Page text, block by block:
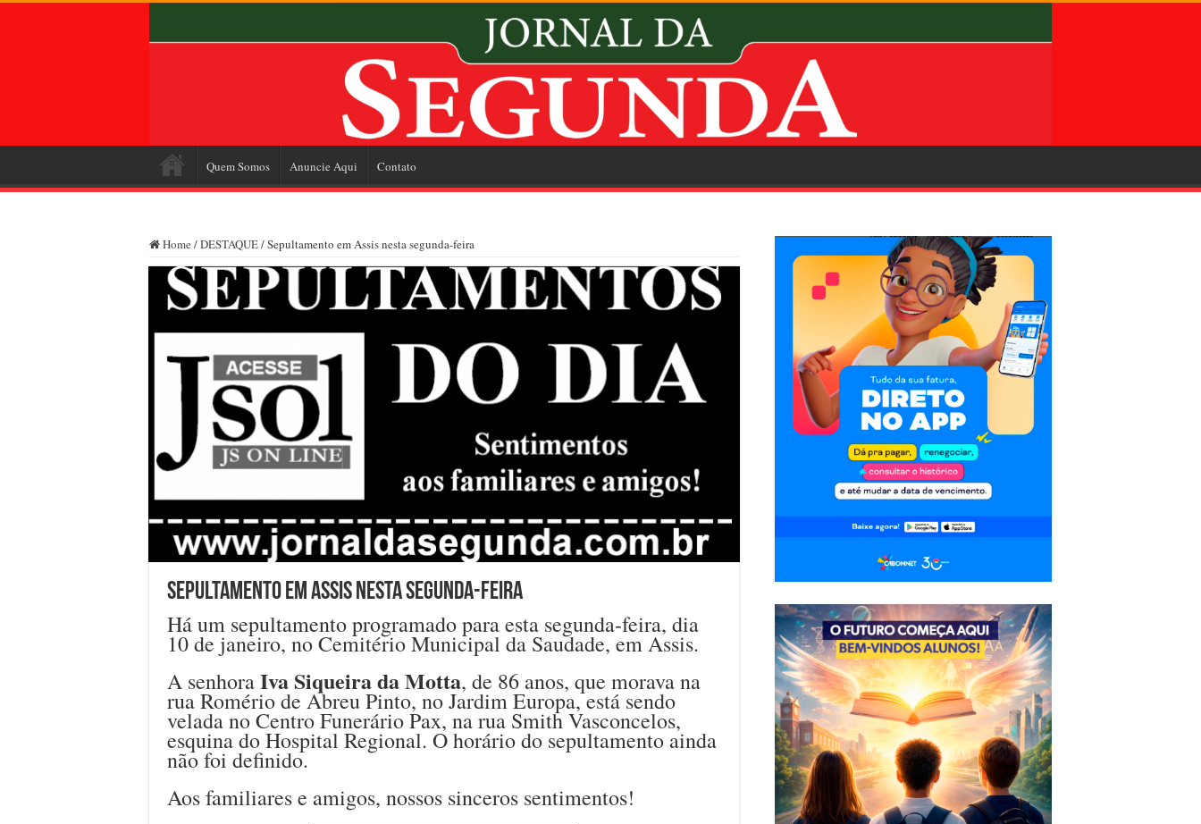
Quem Somos Anuncie Aqui Contato
Home /DESTAQUE/Sepultamento em Assis nesta segunda-feira
Sepultamento em Assis nesta segunda-feira
Há um sepultamento programado para esta segunda-feira, dia
10 de janeiro, no Cemitério Municipal da Saudade, em Assis.
A senhoraIva Siqueira da Motta, de 86 anos, que morava na
rua Romério de Abreu Pinto, no Jardim Europa, está sendo
velada no Centro Funerário Pax, na rua Smith Vasconcelos,
esquina do Hospital Regional. O horário do sepultamento ainda
não foi definido.
Aos familiares e amigos, nossos sinceros sentimentos!